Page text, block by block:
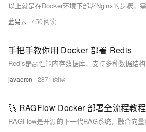
蓝易云 450
手把手教你用 Docker 部署 Redis
javaercn 2871
🚀 RAGFlow Docker 部署全流程教程